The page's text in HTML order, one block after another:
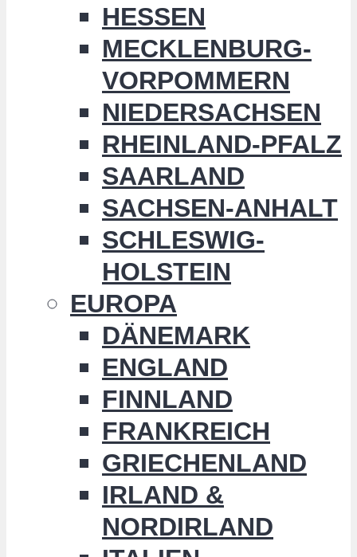
HESSEN
MECKLENBURG-
VORPOMMERN
NIEDERSACHSEN
RHEINLAND-PFALZ
SAARLAND
SACHSEN-ANHALT
SCHLESWIG-
HOLSTEIN
EUROPA
DÄNEMARK
ENGLAND
FINNLAND
FRANKREICH
GRIECHENLAND
IRLAND &
NORDIRLAND